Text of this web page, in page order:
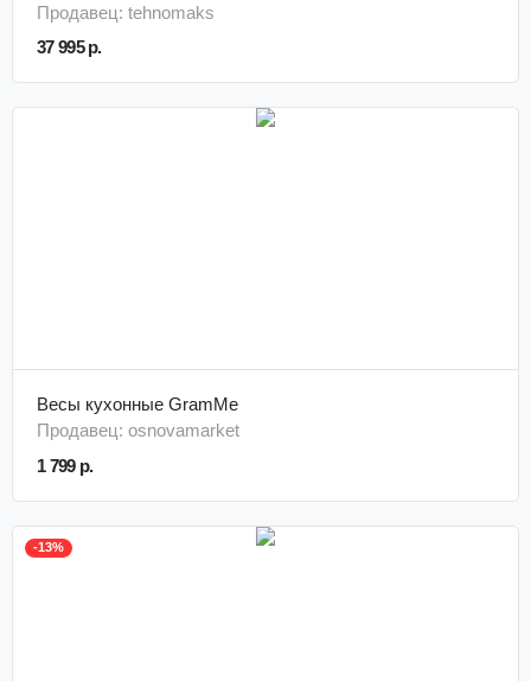
Продавец: tehnomaks
37 995 р.
Весы кухонные GramMe
Продавец: osnovamarket
1 799 р.
-13%